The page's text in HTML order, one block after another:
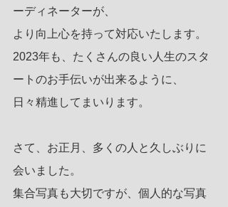
ーディネーターが、
より向上心を持って対応いたします。
2023年も、たくさんの良い人生のスタ
ートのお手伝いが出来るように、
日々精進してまいります。
さて、お正月、多くの人と久しぶりに
会いました。
集合写真も大切ですが、個人的な写真